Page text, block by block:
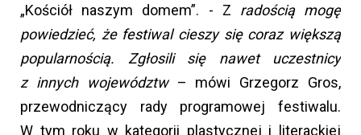
„Kościół naszym domem”. - Z radością mogę
powiedzieć, że festiwal cieszy się coraz większą
popularnością. Zgłosili się nawet uczestnicy
z innych województw– mówi Grzegorz Gros,
przewodniczący rady programowej festiwalu.
W tym roku w kategorii plastycznej i literackiej